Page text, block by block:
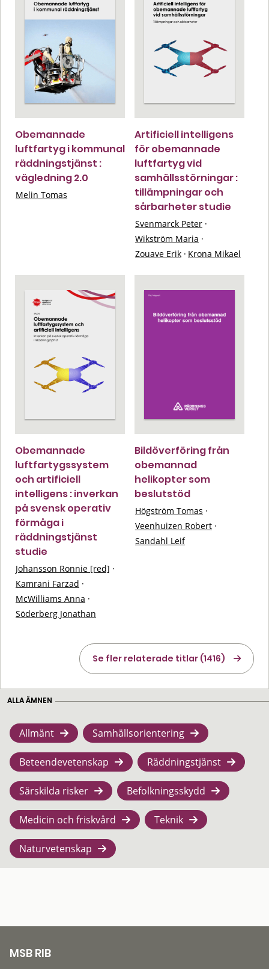
Obemannade
luftfartyg i kommunal
räddningstjänst :
vägledning 2.0
Melin Tomas
Artificiell intelligens
för obemannade
luftfartyg vid
samhällsstörningar :
tillämpningar och
sårbarheter studie
Svenmarck Peter ·
Wikström Maria ·
Zouave Erik · Krona Mikael
Obemannade
luftfartygssystem
och artificiell
intelligens : inverkan
på svensk operativ
förmåga i
räddningstjänst
studie
Johansson Ronnie [red] ·
Kamrani Farzad ·
McWilliams Anna ·
Söderberg Jonathan
Bildöverföring från
obemannad
helikopter som
beslutstöd
Högström Tomas ·
Veenhuizen Robert ·
Sandahl Leif
Se fler relaterade titlar (1416)
ALLA ÄMNEN
Allmänt Samhällsorientering
Beteendevetenskap Räddningstjänst
Särskilda risker Befolkningsskydd
Medicin och friskvård Teknik
Naturvetenskap
MSB RIB